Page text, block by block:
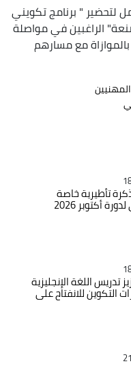
" برنامج تكويني
الراغبين في مواصلة
مع مسارهم
تأطيرية خاصة
أكتوبر 2026
اللغة الإنجليزية
للانفتاح على